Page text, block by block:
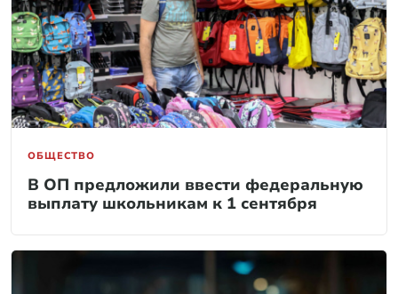
ОБЩЕСТВО
В ОП предложили ввести федеральную
выплату школьникам к 1 сентября